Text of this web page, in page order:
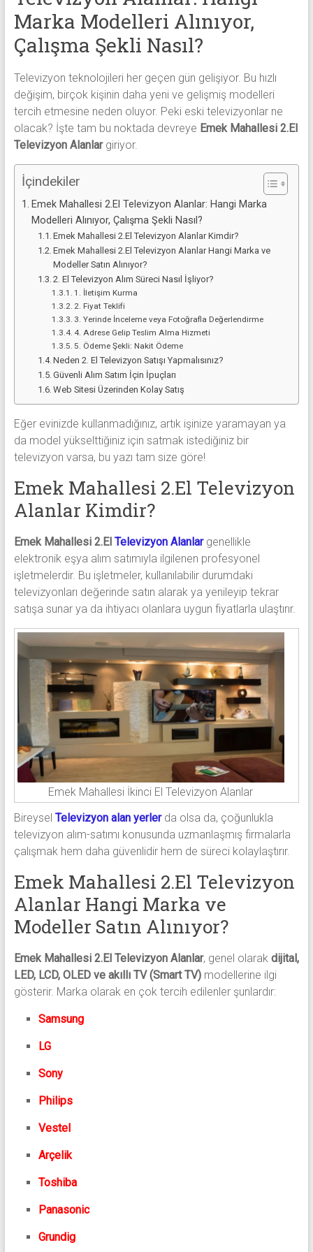
alanlar
adresten
alım
yapıyor
Marka Modelleri Alınıyor,
Çalışma Şekli Nasıl?
Televizyon teknolojileri her geçen gün gelişiyor. Bu hızlı
değişim, birçok kişinin daha yeni ve gelişmiş modelleri
tercih etmesine neden oluyor. Peki eski televizyonlar ne
olacak? İşte tam bu noktada devreye Emek Mahallesi 2.El
Televizyon Alanlargiriyor.
İçindekiler
Emek Mahallesi 2.El Televizyon Alanlar: Hangi Marka
Modelleri Alınıyor, Çalışma Şekli Nasıl?
Emek Mahallesi 2.El Televizyon Alanlar Kimdir?
Emek Mahallesi 2.El Televizyon Alanlar Hangi Marka ve
Modeller Satın Alınıyor?
2. El Televizyon Alım Süreci Nasıl İşliyor?
1. İletişim Kurma
2. Fiyat Teklifi
3. Yerinde İnceleme veya Fotoğrafla Değerlendirme
4. Adrese Gelip Teslim Alma Hizmeti
5. Ödeme Şekli: Nakit Ödeme
Neden 2. El Televizyon Satışı Yapmalısınız?
Güvenli Alım Satım İçin İpuçları
Web Sitesi Üzerinden Kolay Satış
Eğer evinizde kullanmadığınız, artık işinize yaramayan ya
da model yükselttiğiniz için satmak istediğiniz bir
televizyon varsa, bu yazı tam size göre!
Emek Mahallesi 2.El Televizyon
Alanlar Kimdir?
Emek Mahallesi 2.El Televizyon Alanlargenellikle
elektronik eşya alım satımıyla ilgilenen profesyonel
işletmelerdir. Bu işletmeler, kullanılabilir durumdaki
televizyonları değerinde satın alarak ya yenileyip tekrar
satışa sunar ya da ihtiyacı olanlara uygun fiyatlarla ulaştırır.
Emek Mahallesi İkinci El Televizyon Alanlar
Bireysel Televizyon alan yerlerda olsa da, çoğunlukla
televizyon alım-satımı konusunda uzmanlaşmış firmalarla
çalışmak hem daha güvenlidir hem de süreci kolaylaştırır.
Emek Mahallesi 2.El Televizyon
Alanlar Hangi Marka ve
Modeller Satın Alınıyor?
Emek Mahallesi 2.El Televizyon Alanlar, genel olarak dijital,
LED, LCD, OLED ve akıllı TV (Smart TV)modellerine ilgi
gösterir. Marka olarak en çok tercih edilenler şunlardır:
Samsung
LG
Sony
Philips
Vestel
Arçelik
Toshiba
Panasonic
Grundig